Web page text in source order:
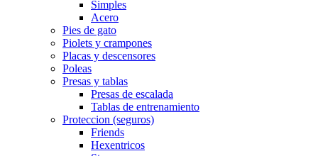
Simples
Acero
Pies de gato
Piolets y crampones
Placas y descensores
Poleas
Presas y tablas
Presas de escalada
Tablas de entrenamiento
Proteccion (seguros)
Friends
Hexentricos